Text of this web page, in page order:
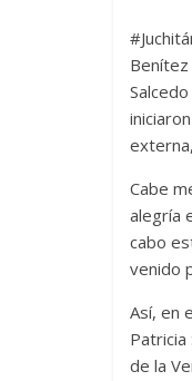
Benítez
Cabe
alegría
cabo
venido
Así, en
Patricia
de la